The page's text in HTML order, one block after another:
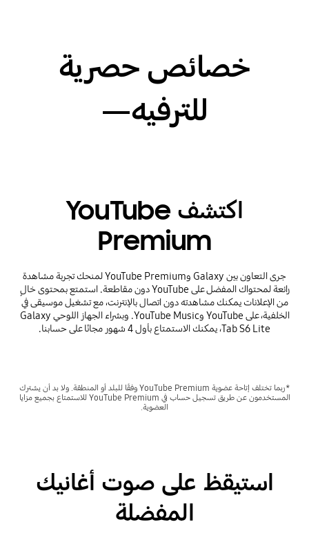
خصائص حصرية
للترفيه―​
اكتشف YouTube
Premium
جرى التعاون بين Galaxy وYouTube Premium لمنحك تجربة مشاهدة
رائعة لمحتواك المفضل على YouTube دون مقاطعة. استمتع بمحتوى خالٍ
من الإعلانات يمكنك مشاهدته دون اتصال بالإنترنت، مع تشغيل موسيقى في
الخلفية، على YouTube وYouTube Music. وبشراء الجهاز اللوحي Galaxy
Tab S6 Lite، يمكنك الاستمتاع بأول 4 شهور مجانًا على حسابنا.
*ربما تختلف إتاحة عضوية YouTube Premium وفقًا للبلد أو المنطقة. ولا بد أن يشترك
المستخدمون عن طريق تسجيل حساب في YouTube Premium للاستمتاع بجميع مزايا
العضوية.
استيقظ على صوت أغانيك
المفضلة